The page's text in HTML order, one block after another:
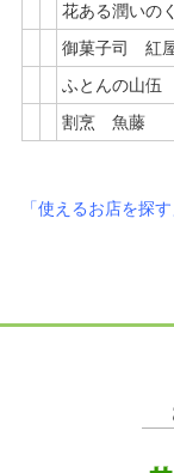
花ある潤いの
御菓子司 紅
ふとんの山伍
割烹 魚藤
「使えるお店を探